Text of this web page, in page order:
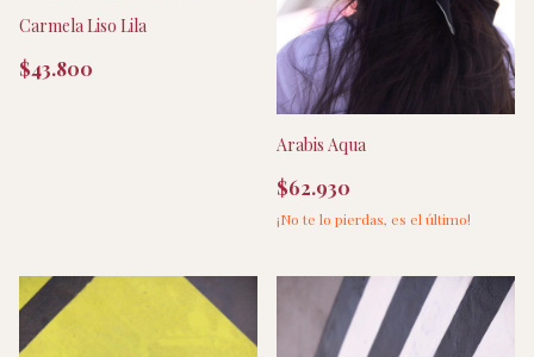
Carmela Liso Lila
$43.800
Arabis Aqua
$62.930
¡No te lo pierdas, es el último!